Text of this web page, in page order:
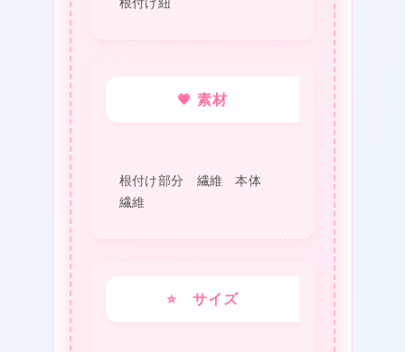
根付け紐
💗 素材
根付け部分 繊維 本体
繊維
⭐ サイズ